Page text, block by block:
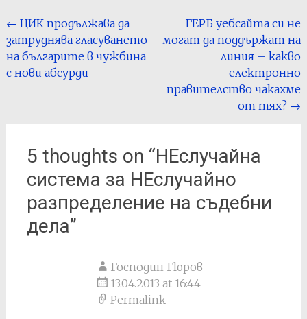
Post
navigation
← ЦИК продължава да
затруднява гласуването
на българите в чужбина
с нови абсурди
ГЕРБ уебсайта си не
могат да поддържат на
линия – какво
електронно
правителство чакахме
от тях? →
5 thoughts on “НЕслучайна
система за НЕслучайно
разпределение на съдебни
дела”
Господин Гюров
13.04.2013 at 16:44
Permalink